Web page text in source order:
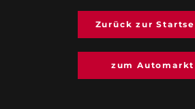
Zurück zur
zum Automarkt